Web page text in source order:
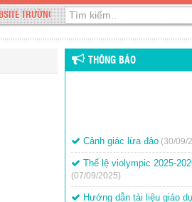
TIỂU HỌC NGUYỄN DU
THÔNG BÁO
Thể lệ violympic 2025-2026
(07/09/2025)
(07/09/2025)